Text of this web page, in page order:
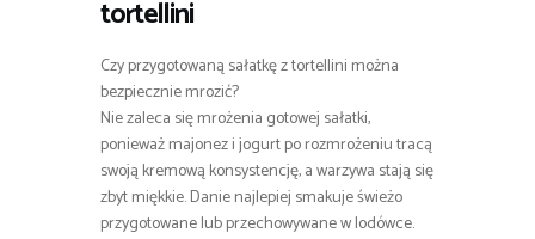
tortellini
Czy przygotowaną sałatkę z tortellini można
bezpiecznie mrozić?
Nie zaleca się mrożenia gotowej sałatki,
ponieważ majonez i jogurt po rozmrożeniu tracą
swoją kremową konsystencję, a warzywa stają się
zbyt miękkie. Danie najlepiej smakuje świeżo
przygotowane lub przechowywane w lodówce.